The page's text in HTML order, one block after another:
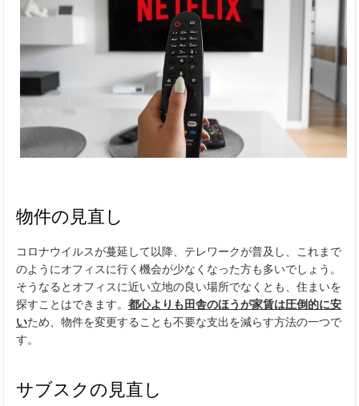
物件の見直し
コロナウイルスが蔓延して以降、テレワークが普及し、これまで
のようにオフィスに行く機会が少なくなった方も多いでしょう。
そうなるとオフィスに近い立地の良い場所でなくとも、住まいを
探すことはできます。 都心よりも田舎のほうが家賃は圧倒的に安
いため、物件を変更することも不要な支出を減らす方法の一つで
す。
サブスクの見直し